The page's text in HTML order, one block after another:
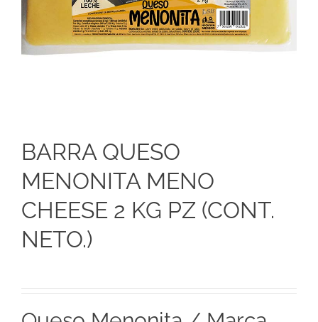
BARRA QUESO
MENONITA MENO
CHEESE 2 KG PZ (CONT.
NETO.)